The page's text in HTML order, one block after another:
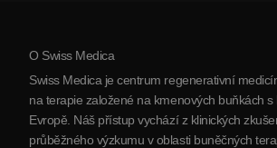
O Srbsku
Partnerství
O Swiss Medica
Swiss Medica je centrum regenerativní
na terapie založené na kmenových buňkách
Evropě. Náš přístup vychází z klinických
průběžného výzkumu v oblasti buněčných